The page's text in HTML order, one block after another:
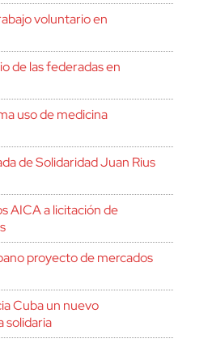
voluntario en
de las federadas en
uso de medicina
de Solidaridad Juan Rius
AICA a licitación de
proyecto de mercados
Cuba un nuevo
solidaria